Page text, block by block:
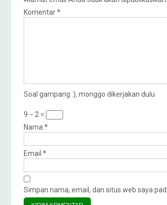
Komentar*
Soal gampang :), monggo dikerjakan dulu
9 − 2 =
Nama *
Email *
Simpan nama, email, dan situs web saya